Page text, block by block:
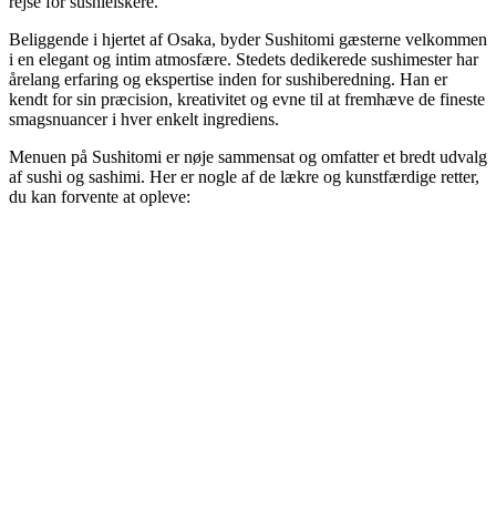
Beliggende i hjertet af Osaka, byder Sushitomi gæsterne velkommen
i en elegant og intim atmosfære. Stedets dedikerede sushimester har
årelang erfaring og ekspertise inden for sushiberedning. Han er
kendt for sin præcision, kreativitet og evne til at fremhæve de fineste
smagsnuancer i hver enkelt ingrediens.
Menuen på Sushitomi er nøje sammensat og omfatter et bredt udvalg
af sushi og sashimi. Her er nogle af de lækre og kunstfærdige retter,
du kan forvente at opleve: